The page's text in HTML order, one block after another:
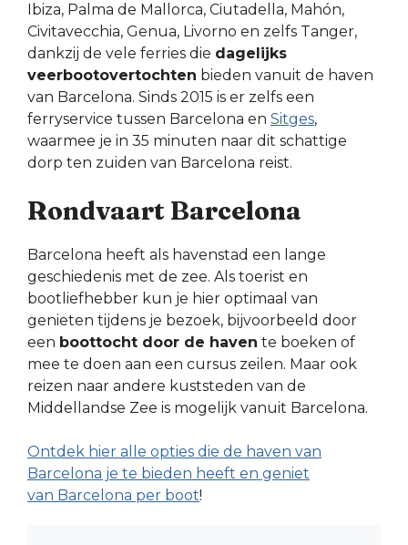
Ibiza, Palma de Mallorca, Ciutadella, Mahón,
Civitavecchia, Genua, Livorno en zelfs Tanger,
dankzij de vele ferries die dagelijks
veerbootovertochten bieden vanuit de haven
van Barcelona. Sinds 2015 is er zelfs een
ferryservice tussen Barcelona en Sitges,
waarmee je in 35 minuten naar dit schattige
dorp ten zuiden van Barcelona reist.
Rondvaart Barcelona
Barcelona heeft als havenstad een lange
geschiedenis met de zee. Als toerist en
bootliefhebber kun je hier optimaal van
genieten tijdens je bezoek, bijvoorbeeld door
een boottocht door de haven te boeken of
mee te doen aan een cursus zeilen. Maar ook
reizen naar andere kuststeden van de
Middellandse Zee is mogelijk vanuit Barcelona.
Ontdek hier alle opties die de haven van
Barcelona je te bieden heeft en geniet
van Barcelona per boot!